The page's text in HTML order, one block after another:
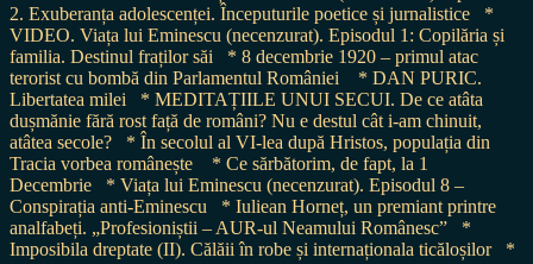
2. Exuberanța adolescenței. Începuturile poetice și jurnalistice
*
VIDEO. Viața lui Eminescu (necenzurat). Episodul 1: Copilăria și
familia. Destinul fraților săi
* 8 decembrie 1920 – primul atac
terorist cu bombă din Parlamentul României
* DAN PURIC.
Libertatea milei
* MEDITAȚIILE UNUI SECUI. De ce atâta
dușmănie fără rost față de români? Nu e destul cât i-am chinuit,
atâtea secole?
* În secolul al VI-lea după Hristos, populația din
Tracia vorbea românește
* Ce sărbătorim, de fapt, la 1
Decembrie
* Viața lui Eminescu (necenzurat). Episodul 8 –
Conspirația anti-Eminescu
* Iuliean Horneț, un premiant printre
analfabeți. „Profesioniștii – AUR-ul Neamului Românesc”
*
Imposibila dreptate (II). Călăii în robe și internaționala ticăloșilor
*